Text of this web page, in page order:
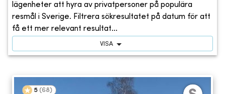
lägenheter att hyra av privatpersoner på populära
resmål i Sverige. Filtrera sökresultatet på datum för att
få ett mer relevant resultat...
VISA
5 (68)